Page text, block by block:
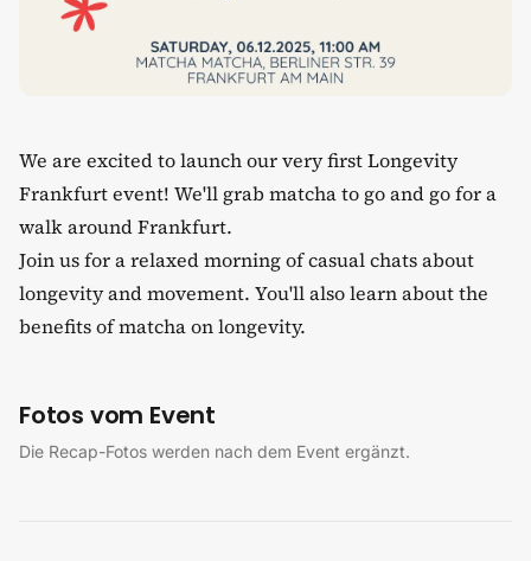
We are excited to launch our very first Longevity
Frankfurt event! We'll grab matcha to go and go for a
walk around Frankfurt.
Join us for a relaxed morning of casual chats about
longevity and movement. You'll also learn about the
benefits of matcha on longevity.
Fotos vom Event
Die Recap-Fotos werden nach dem Event ergänzt.